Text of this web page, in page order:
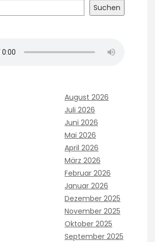
Suchen
August 2026
Juli 2026
Juni 2026
Mai 2026
April 2026
März 2026
Februar 2026
Januar 2026
Dezember 2025
November 2025
Oktober 2025
September 2025